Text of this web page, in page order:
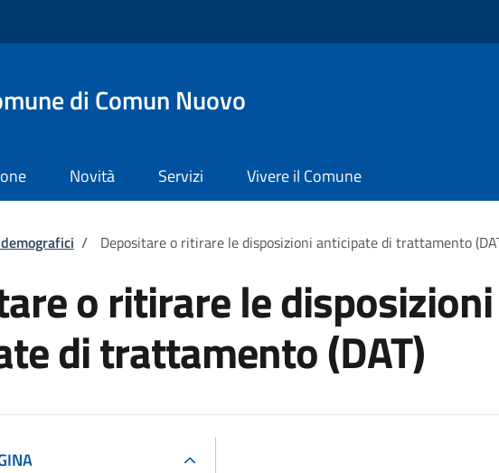
di Comun Nuovo
Novità Servizi Vivere il Comune
di pane
/ Depositare o ritirare le disposizioni anticipate di trattamento
o ritirare le disposizioni
di trattamento (DAT)